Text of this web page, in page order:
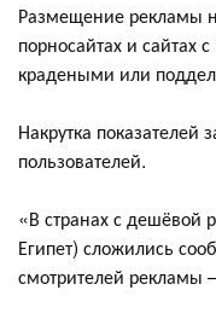
Размещение рекламы
порносайтах и сайтах
крадеными или
Накрутка показателей
пользователей.
«В странах с дешёвой
Египет) сложились
смотрителей